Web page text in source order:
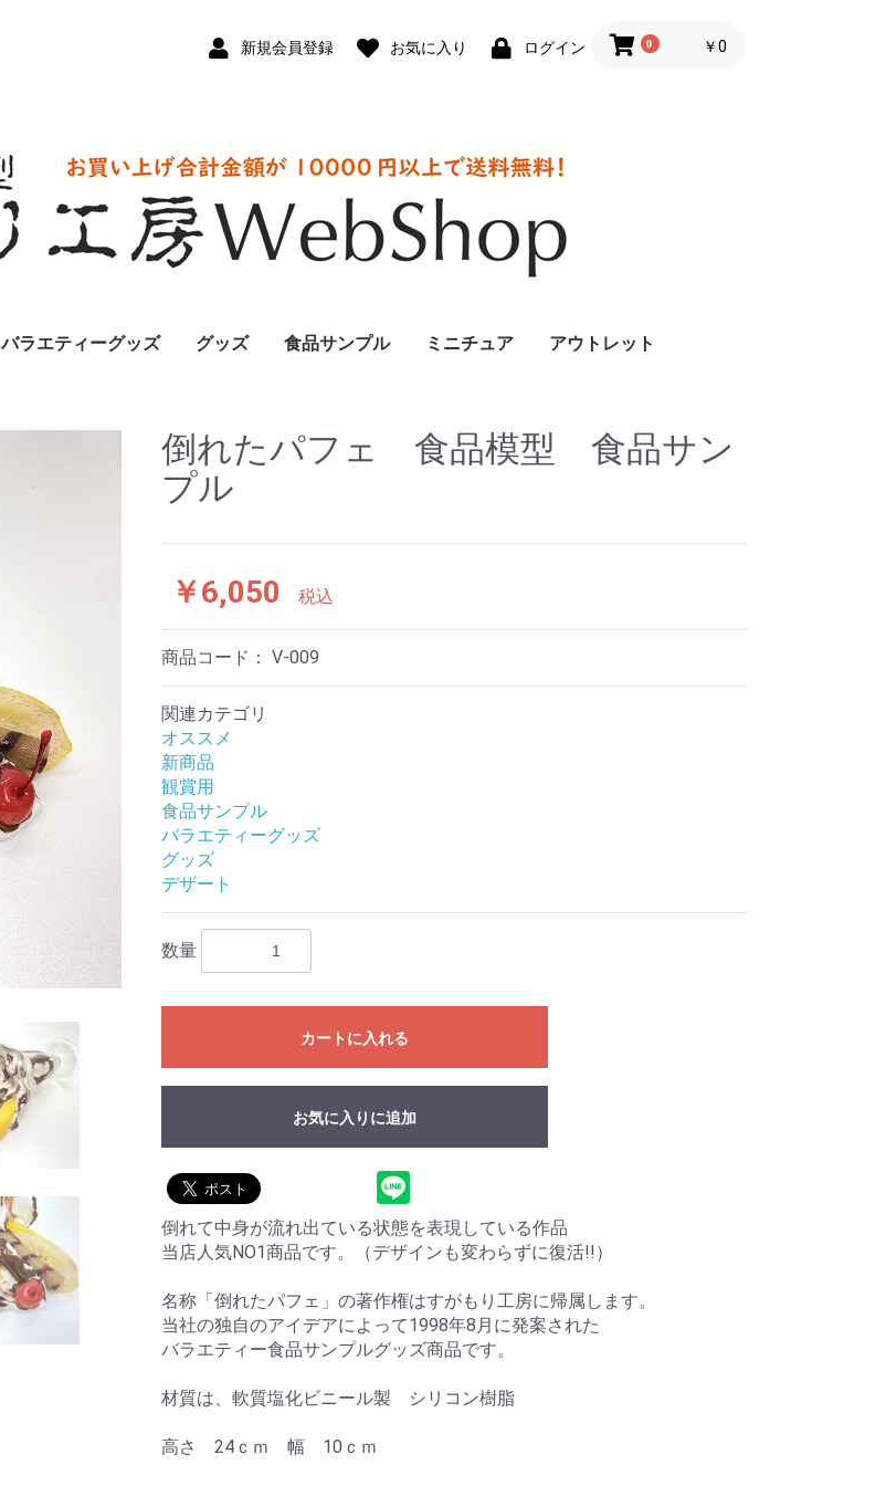
新規会員登録 お気に入り ログイン 0 ￥0
バラエティーグッズ グッズ 食品サンプル ミニチュア アウトレット
倒れたパフェ 食品模型 食品サン
プル
￥6,050 税込
商品コード： V-009
関連カテゴリ
オススメ
新商品
観賞用
食品サンプル
バラエティーグッズ
グッズ
デザート
数量
カートに入れる
お買い物を続ける カートへ進む
お気に入りに追加
倒れて中身が流れ出ている状態を表現している作品
当店人気NO1商品です。（デザインも変わらずに復活!!）
名称「倒れたパフェ」の著作権はすがもり工房に帰属します。
当社の独自のアイデアによって1998年8月に発案された
バラエティー食品サンプルグッズ商品です。
材質は、軟質塩化ビニール製 シリコン樹脂
高さ 24ｃｍ 幅 10ｃｍ